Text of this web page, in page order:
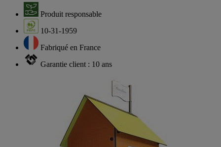
Produit responsable
10-31-1959
Fabriqué en France
Garantie client : 10 ans